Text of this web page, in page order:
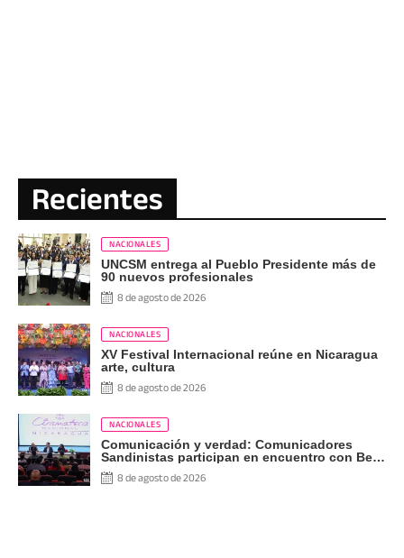
Recientes
NACIONALES
UNCSM entrega al Pueblo Presidente más de
90 nuevos profesionales
8 de agosto de 2026
NACIONALES
XV Festival Internacional reúne en Nicaragua
arte, cultura
8 de agosto de 2026
NACIONALES
Comunicación y verdad: Comunicadores
Sandinistas participan en encuentro con Ben
Norton8 de agosto de 2026